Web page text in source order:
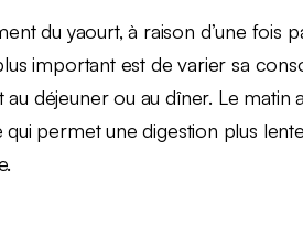
du yaourt, à raison d’une fois
important est de varier sa
au déjeuner ou au dîner. Le
permet une digestion plus